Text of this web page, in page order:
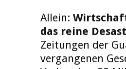
Allein:
das reine
Zeitungen der
vergangenen